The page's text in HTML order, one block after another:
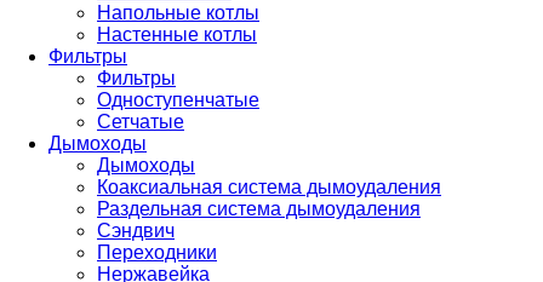
Напольные котлы
Настенные котлы
Фильтры
Фильтры
Одноступенчатые
Сетчатые
Дымоходы
Дымоходы
Коаксиальная система дымоудаления
Раздельная система дымоудаления
Сэндвич
Переходники
Нержавейка